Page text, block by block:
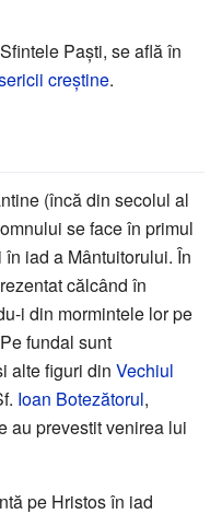
Paști, se află în
creștine.
(încă din secolul al
se face în primul
iad a Mântuitorului. În
călcând în
i din mormintele lor pe
fundal sunt
alte figuri din Vechiul
Ioan Botezătorul,
au prevestit venirea lui
pe Hristos în iad